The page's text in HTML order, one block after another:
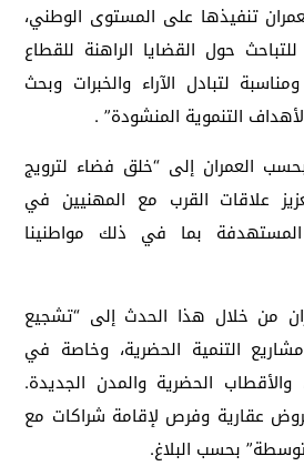
تنفيذها على المستوى الوطني،
حول القضايا الراهنة للقطاع
لتبادل الآراء والخبرات وبحث
التنموية المنشودة” .
العمران إلى “خلق فضاء لترويج
علاقات القرب مع المهنيين في
بما في ذلك مواطنينا
من خلال هذا الحدث إلى “تشجيع
التنمية الحضرية، وخاصة في
والأقطاب الحضرية والمدن الجديدة.
عقارية وفرص لإقامة شراكات مع
بحسب البلاغ.